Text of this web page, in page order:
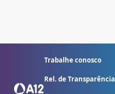
Trabalhe conosco
Rel. de Transparência